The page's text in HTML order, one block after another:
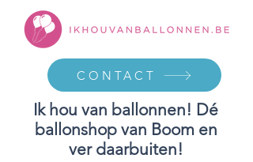
Ik hou van ballonnen! Dé
ballonshop van Boom en
ver daarbuiten!
CONTACT